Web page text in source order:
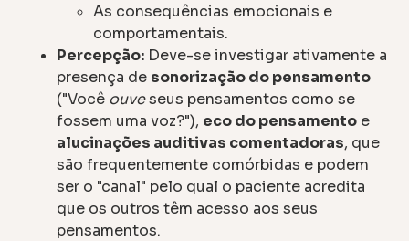
As consequências emocionais e
comportamentais.
Percepção: Deve-se investigar ativamente a
presença de sonorização do pensamento
("Você ouveseus pensamentos como se
fossem uma voz?"), eco do pensamento e
alucinações auditivas comentadoras, que
são frequentemente comórbidas e podem
ser o "canal" pelo qual o paciente acredita
que os outros têm acesso aos seus
pensamentos.